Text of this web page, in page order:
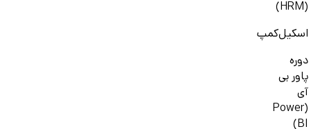
(HRM)
اسکیل‌کمپ
دوره
پاور بی
آی
(Power
BI)